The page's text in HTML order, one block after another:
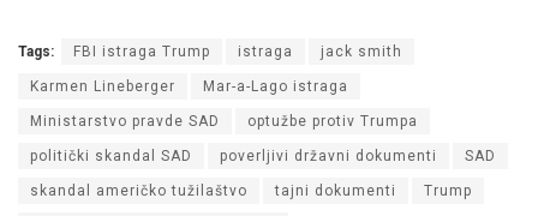
Tags: FBI istraga Trump istraga jack smith
Karmen Lineberger Mar-a-Lago istraga
Ministarstvo pravde SAD optužbe protiv Trumpa
politički skandal SAD poverljivi državni dokumenti SAD
skandal američko tužilaštvo tajni dokumenti Trump